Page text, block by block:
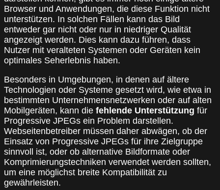
Browser und Anwendungen, die diese Funktion nicht
unterstützen. In solchen Fällen kann das Bild
entweder gar nicht oder nur in niedriger Qualität
angezeigt werden. Dies kann dazu führen, dass
Nutzer mit veralteten Systemen oder Geräten kein
optimales Seherlebnis haben.
Besonders in Umgebungen, in denen auf ältere
Technologien oder Systeme gesetzt wird, wie etwa in
bestimmten Unternehmensnetzwerken oder auf alten
Mobilgeräten, kann die fehlende Unterstützung für
Progressive JPEGs ein Problem darstellen.
Webseitenbetreiber müssen daher abwägen, ob der
Einsatz von Progressive JPEGs für ihre Zielgruppe
sinnvoll ist, oder ob alternative Bildformate oder
Komprimierungstechniken verwendet werden sollten,
um eine möglichst breite Kompatibilität zu
gewährleisten.